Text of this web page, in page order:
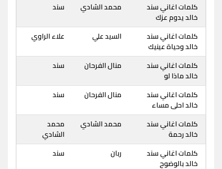
كلمات اغاني سند
خالد يدوم عزك
محمد الشادي سند
كلمات اغاني سند
خالد وحياة عينيك
السيد علي علاء الراوي
كلمات اغاني سند
خالد ماذا لو
منال الفرحان سند
كلمات اغاني سند
خالد احلى مساء
منال الفرحان سند
كلمات اغاني سند
خالد رحمة
محمد الشادي
محمد
الشادي
كلمات اغاني سند
خالد بالوضوح
ربان سند